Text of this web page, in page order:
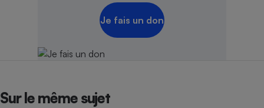
Je fais un don
Sur le même sujet